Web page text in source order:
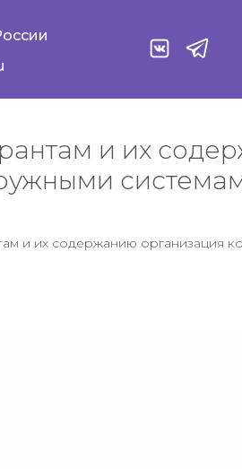
и их
и их содержанию организация